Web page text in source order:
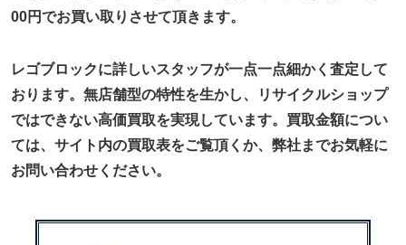
00円でお買い取りさせて頂きます。
レゴブロックに詳しいスタッフが一点一点細かく査定して
おります。無店舗型の特性を生かし、リサイクルショップ
ではできない高価買取を実現しています。買取金額につい
ては、サイト内の買取表をご覧頂くか、弊社までお気軽に
お問い合わせください。